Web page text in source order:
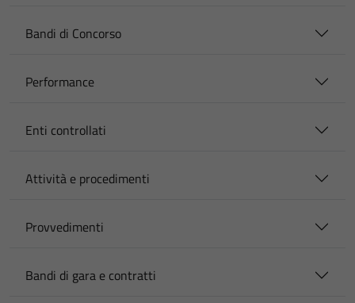
Bandi di Concorso
Performance
Enti controllati
Attività e procedimenti
Provvedimenti
Bandi di gara e contratti